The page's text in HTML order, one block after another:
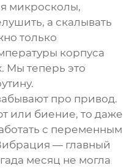
микросколы,
а скалывать
только
корпуса
Мы теперь это
про привод.
или биение, то даже
с переменным
— главный
месяц не могла